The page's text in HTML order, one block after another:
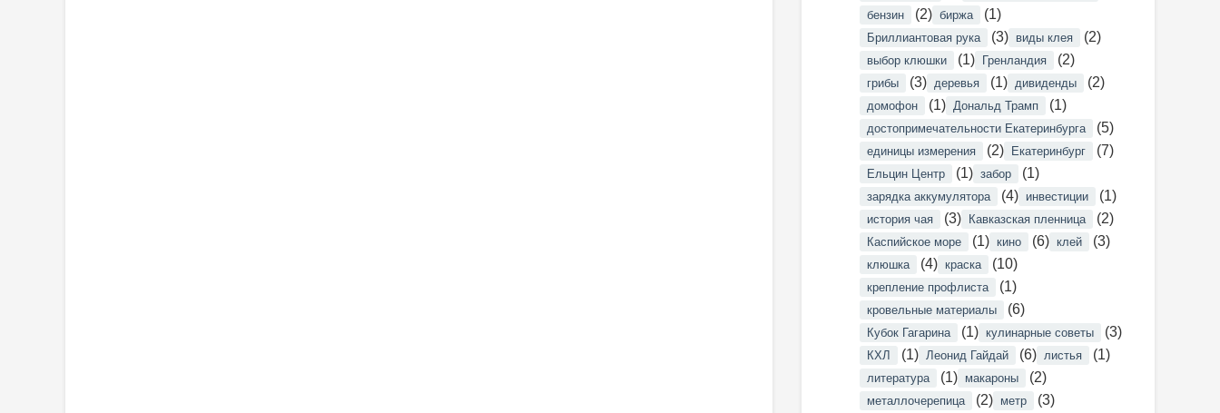
бензин (2) биржа (1)
Бриллиантовая рука (3) виды клея (2)
выбор клюшки (1) Гренландия (2)
грибы (3) деревья (1) дивиденды (2)
домофон (1) Дональд Трамп (1)
достопримечательности Екатеринбурга (5)
единицы измерения (2) Екатеринбург (7)
Ельцин Центр (1) забор (1)
зарядка аккумулятора (4) инвестиции (1)
история чая (3) Кавказская пленница (2)
Каспийское море (1) кино (6) клей (3)
клюшка (4) краска (10)
крепление профлиста (1)
кровельные материалы (6)
Кубок Гагарина (1) кулинарные советы (3)
КХЛ (1) Леонид Гайдай (6) листья (1)
литература (1) макароны (2)
металлочерепица (2) метр (3)